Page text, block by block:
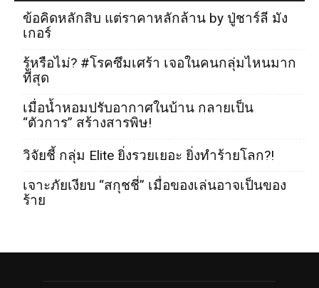
ข้อคิดหลักสิบ แต่ราคาหลักล้าน by ปู่ชาร์ลี มัง
เกอร์
รู้หรือไม่? #โรคซึมเศร้า เจอในคนกลุ่มไหนมาก
ที่สุด
เมื่อน้ำหอมปรับอากาศในบ้าน กลายเป็น
“ตัวการ” สร้างสารพิษ!
วิจัยชี้ กลุ่ม Elite ยิ่งรวยเยอะ ยิ่งทำร้ายโลก?!
เจาะภัยเงียบ “สกุชชี่” เมื่อของเล่นอาจเป็นของ
ร้าย